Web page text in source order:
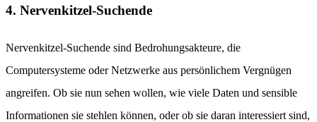
4. Nervenkitzel-Suchende
Nervenkitzel-Suchende sind Bedrohungsakteure, die
Computersysteme oder Netzwerke aus persönlichem Vergnügen
angreifen. Ob sie nun sehen wollen, wie viele Daten und sensible
Informationen sie stehlen können, oder ob sie daran interessiert sind,